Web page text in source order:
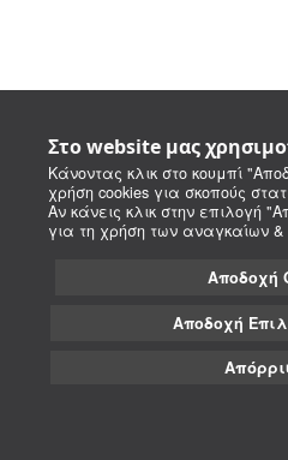
Στο website μας
Κάνοντας κλικ στο κουμπί
χρήση cookies για σκοπούς
Αν κάνεις κλικ στην επιλογή
για τη χρήση των αναγκαίων &
Αποδοχή
Αποδοχή